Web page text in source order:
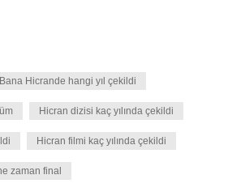
Bana Hicrande hangi yıl çekildi
Hicran dizisi kaç yılında çekildi
Hicran filmi kaç yılında çekildi
zaman final